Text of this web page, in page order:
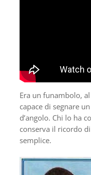
Era un funambolo, al
capace di segnare
d’angolo. Chi lo ha
conserva il ricordo
semplice.